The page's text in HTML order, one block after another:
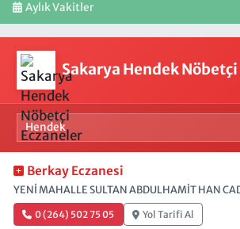
Aylık Vakitler
Sakarya Hendek
Berkay Eczanesi
YENİ MAHALLE SULTAN ABDULHAMİT HAN
0 (264) 502 75 05 Yol Tarifi Al